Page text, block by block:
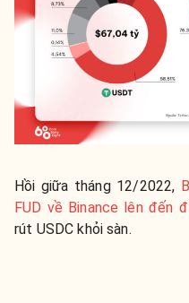
Hồi giữa tháng 12/2022,
FUD về Binance lên đến
rút USDC khỏi sàn.